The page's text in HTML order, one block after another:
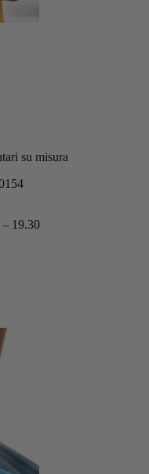
su misura
19.30